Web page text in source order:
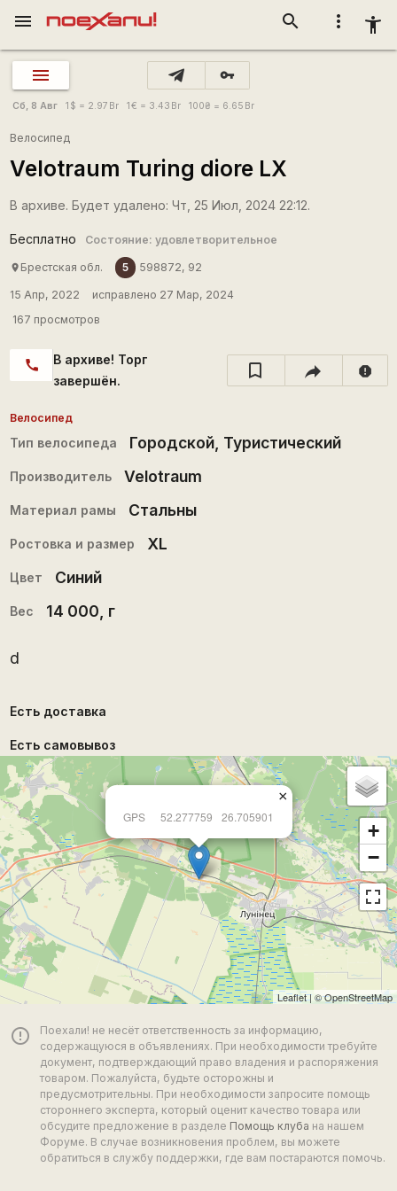
more_vert accessibility_new
search
menu
vpn_key
Сб, 8 Авг 1 $ = 2.97 Br 1€ = 3.43 Br 100₴ = 6.65 Br
Велосипед
Velotraum Turing diore LX
В архиве. Будет удалено: Чт, 25 Июл, 2024 22:12.
Бесплатно Состояние: удовлетворительное
place Брестская обл. 5 598872, 92
15 Апр, 2022
исправлено 27 Мар, 2024
167 просмотров
call
В архиве! Торг
завершён.
report
Велосипед
Тип велосипеда Городской, Туристический
Производитель Velotraum
Материал рамы Стальны
Ростовка и размер XL
Цвет Синий
Вес 14 000 , г
d
Есть доставка
Есть самовывоз
GPS 52.277759 26.705901
×
+
−
Leaflet| ©OpenStreetMap
error_outline
Поехали! не несёт ответственность за информацию,
содержащуюся в объявлениях. При необходимости требуйте
документ, подтверждающий право владения и распоряжения
товаром. Пожалуйста, будьте осторожны и
предусмотрительны. При необходимости запросите помощь
стороннего эксперта, который оценит качество товара или
обсудите предложение в разделе Помощь клуба на нашем
Форуме. В случае возникновения проблем, вы можете
обратиться в службу поддержки, где вам постараются помочь.